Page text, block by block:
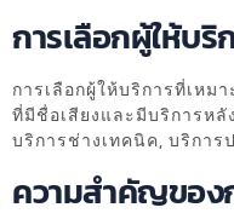
การเลือกผู้ให้บริ
การเลือกผู้ให้บริการที่เหม
ที่มีชื่อเสียงและมีบริการห
บริการช่างเทคนิค, บริการ
ความสำคัญของ